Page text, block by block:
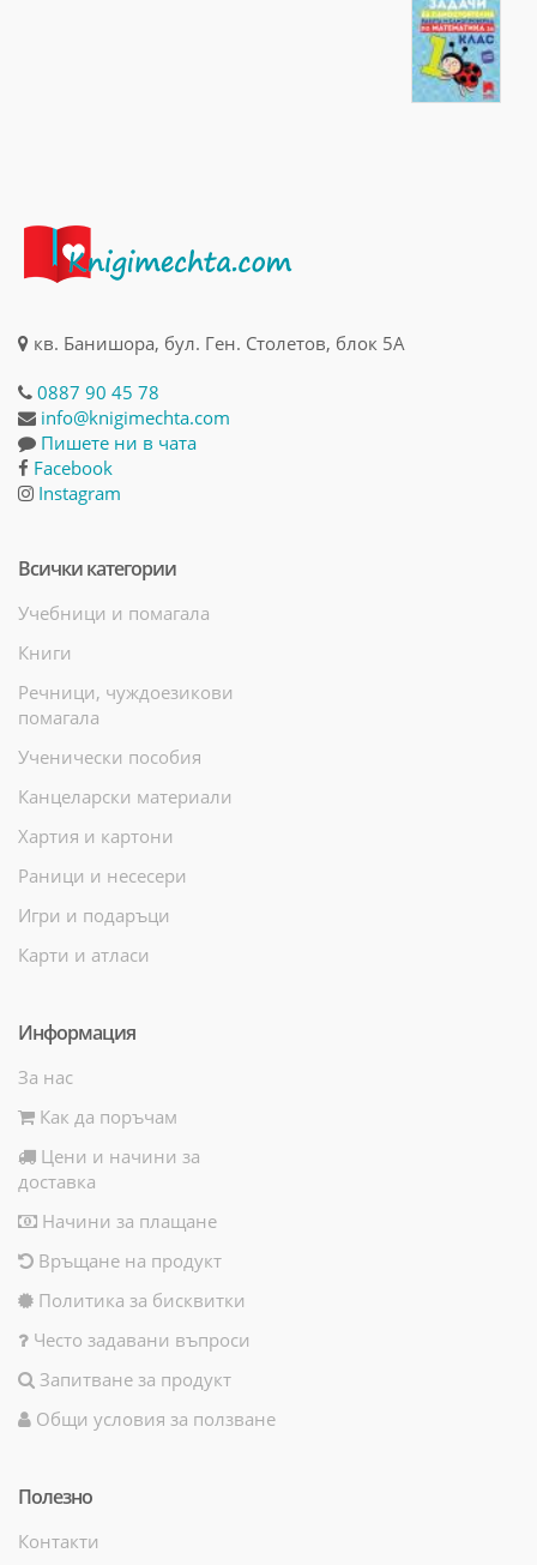
кв. Банишора, бул. Ген. Столетов, блок 5А
0887 90 45 78
info@knigimechta.com
Пишете ни в чата
Facebook
Instagram
Всички категории
Учебници и помагала
Книги
Речници, чуждоезикови
помагала
Ученически пособия
Канцеларски материали
Хартия и картони
Раници и несесери
Игри и подаръци
Карти и атласи
Информация
За нас
Как да поръчам
Цени и начини за
доставка
Начини за плащане
Връщане на продукт
Политика за бисквитки
Често задавани въпроси
Запитване за продукт
Общи условия за ползване
Полезно
Контакти